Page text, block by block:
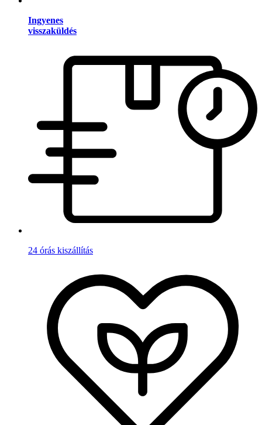
Ingyenes
visszaküldés
24 órás kiszállítás